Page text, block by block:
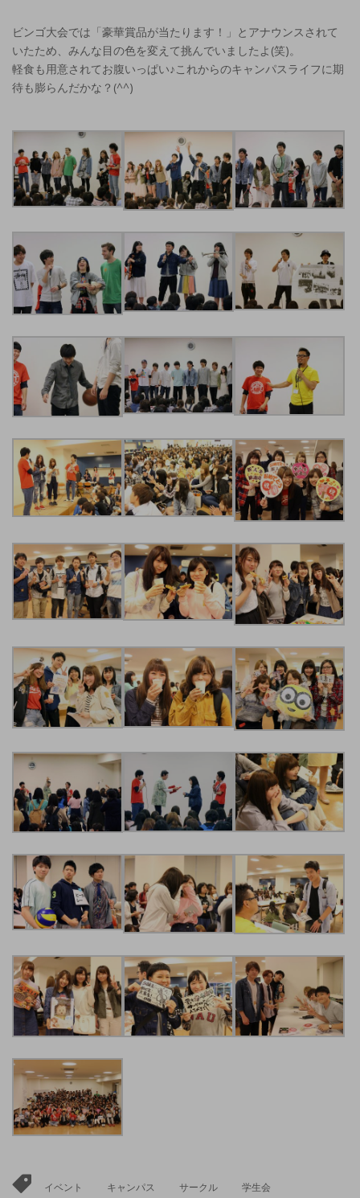
ビンゴ大会では「豪華賞品が当たります！」とアナウンスされて
いたため、みんな目の色を変えて挑んでいましたよ(笑)。
軽食も用意されてお腹いっぱい♪これからのキャンパスライフに期
待も膨らんだかな？(^^)
イベント キャンパス サークル 学生会